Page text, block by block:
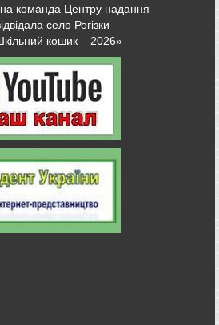
команда Центру надання
село Рогізки
кошик – 2026»